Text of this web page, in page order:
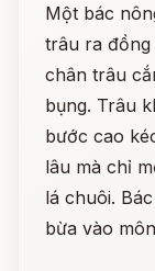
Một bác
trâu ra
chân trâu
bụng. Trâu
bước cao
lâu mà chỉ
lá chuôi.
bừa vào